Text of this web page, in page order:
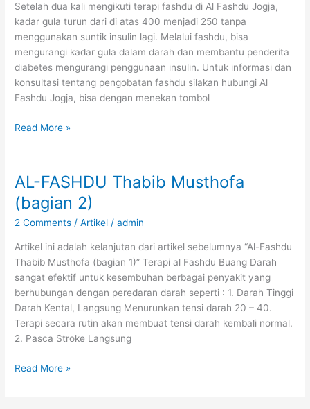
Setelah dua kali mengikuti terapi fashdu di Al Fashdu Jogja,
kadar gula turun dari di atas 400 menjadi 250 tanpa
menggunakan suntik insulin lagi. Melalui fashdu, bisa
mengurangi kadar gula dalam darah dan membantu penderita
diabetes mengurangi penggunaan insulin. Untuk informasi dan
konsultasi tentang pengobatan fashdu silakan hubungi Al
Fashdu Jogja, bisa dengan menekan tombol
Dua
terapi
kadar
gula
turun
insulin
Read More »
AL-FASHDU Thabib Musthofa
(bagian 2)
2 Comments /Artikel /admin
Artikel ini adalah kelanjutan dari artikel sebelumnya “Al-Fashdu
Thabib Musthofa (bagian 1)” Terapi al Fashdu Buang Darah
sangat efektif untuk kesembuhan berbagai penyakit yang
berhubungan dengan peredaran darah seperti : 1. Darah Tinggi
Darah Kental, Langsung Menurunkan tensi darah 20 – 40.
Terapi secara rutin akan membuat tensi darah kembali normal.
2. Pasca Stroke Langsung
AL-
Read More »